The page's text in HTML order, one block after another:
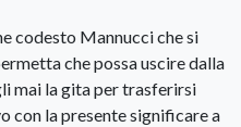
codesto Mannucci che si
che possa uscire dalla
mai la gita per trasferirsi
con la presente significare a